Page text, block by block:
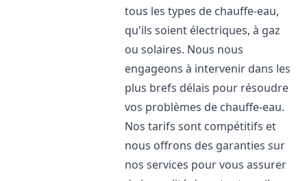
tous les types de chauffe-eau,
qu'ils soient électriques, à gaz
ou solaires. Nous nous
engageons à intervenir dans les
plus brefs délais pour résoudre
vos problèmes de chauffe-eau.
Nos tarifs sont compétitifs et
nous offrons des garanties sur
nos services pour vous assurer